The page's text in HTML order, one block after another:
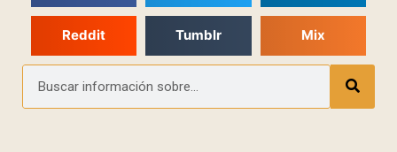
Reddit Tumblr Mix